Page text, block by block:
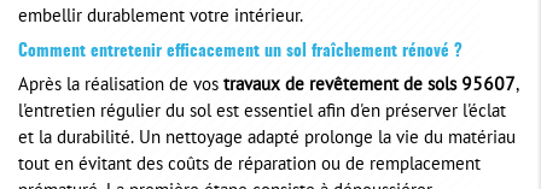
embellir durablement votre intérieur.
Comment entretenir efficacement un sol fraîchement rénové ?
Après la réalisation de vos travaux de revêtement de sols 95607,
l'entretien régulier du sol est essentiel afin d'en préserver l'éclat
et la durabilité. Un nettoyage adapté prolonge la vie du matériau
tout en évitant des coûts de réparation ou de remplacement